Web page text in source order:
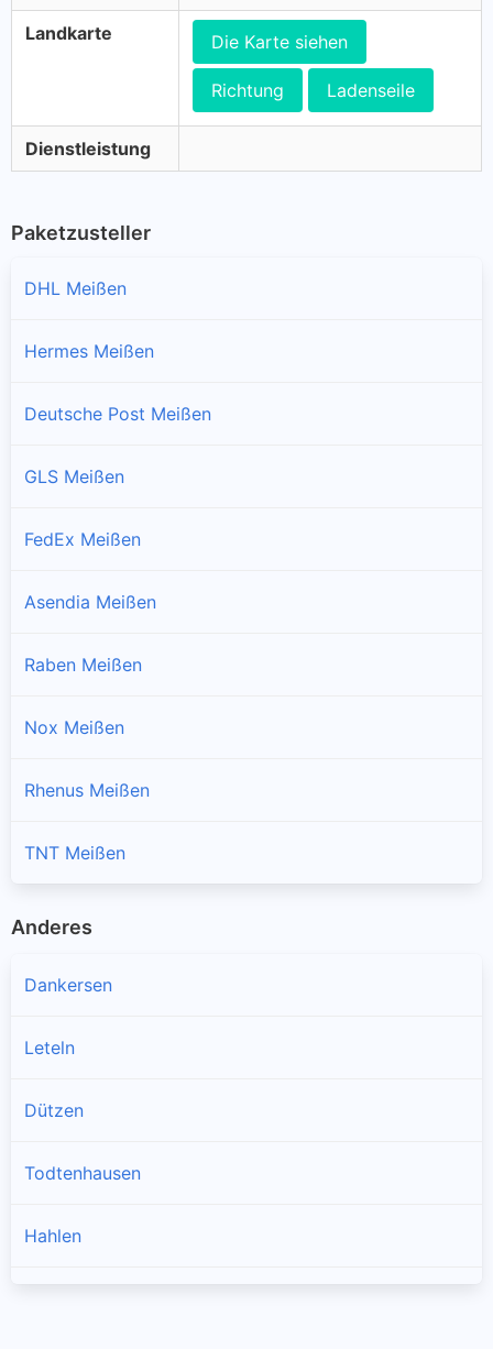
Landkarte Die Karte siehen
Richtung Ladenseile
Dienstleistung
Paketzusteller
DHL Meißen
Hermes Meißen
Deutsche Post Meißen
GLS Meißen
FedEx Meißen
Asendia Meißen
Raben Meißen
Nox Meißen
Rhenus Meißen
TNT Meißen
Anderes
Dankersen
Leteln
Dützen
Todtenhausen
Hahlen